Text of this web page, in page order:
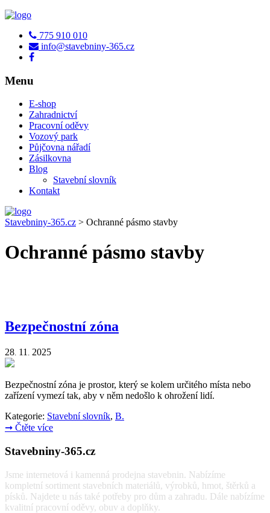
775 910 010
info@stavebniny-365.cz
Menu
E-shop
Zahradnictví
Pracovní oděvy
Vozový park
Půjčovna nářadí
Zásilkovna
Blog
Stavební slovník
Kontakt
Stavebniny-365.cz > Ochranné pásmo stavby
Ochranné pásmo stavby
Bezpečnostní zóna
28. 11 . 2025
Bezpečnostní zóna je prostor, který se kolem určitého místa nebo
zařízení vymezí tak, aby v něm nedošlo k ohrožení lidí.
Kategorie: Stavební slovník, B.
➞ Čtěte více
Stavebniny-365.cz
Jsme internetová i kamenná prodejna stavebnin. Nabízíme
kompletní sortiment stavebních materiálů, výrobků, hmot, štěrků a
písků. Najdete u nás také potřeby pro dům a zahradu. Dále nabízíme
kvalitní pracovní oděvy, obuv a doplňky.